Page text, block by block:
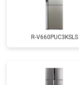
R-V660PUC3KSLS